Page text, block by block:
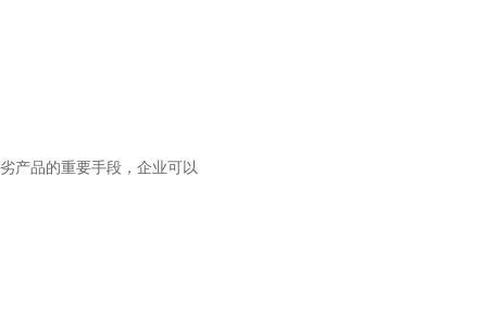
产品的重要手段，企业可以